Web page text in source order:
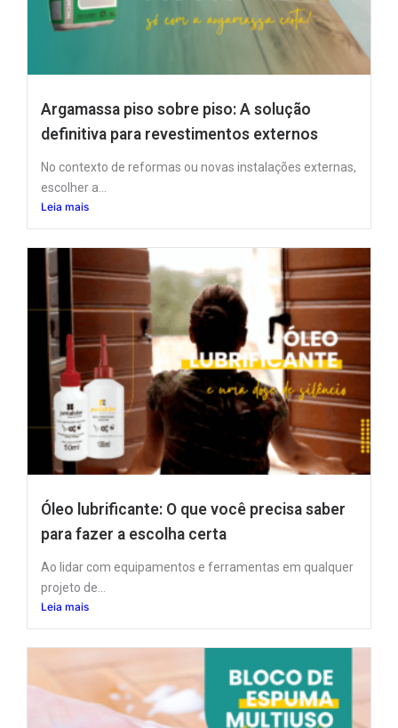
Argamassa piso sobre piso: A solução
definitiva para revestimentos externos
No contexto de reformas ou novas instalações externas,
escolher a...
Leia mais
Óleo lubrificante: O que você precisa saber
para fazer a escolha certa
Ao lidar com equipamentos e ferramentas em qualquer
projeto de...
Leia mais